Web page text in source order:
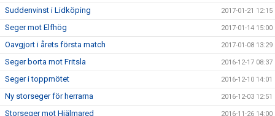
Suddenvinst i Lidköping 2017-01-21 12:15
Seger mot Elfhög 2017-01-14 15:00
Oavgjort i årets första match 2017-01-08 13:29
Seger borta mot Fritsla 2016-12-17 08:37
Seger i toppmötet 2016-12-10 14:01
Ny storseger för herrarna 2016-12-03 12:51
Storseger mot Hjälmared 2016-11-26 14:00